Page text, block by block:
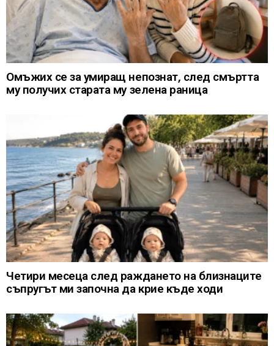
Омъжих се за умиращ непознат, след смъртта
му получих старата му зелена раница
Четири месеца след раждането на близнаците
съпругът ми започна да крие къде ходи